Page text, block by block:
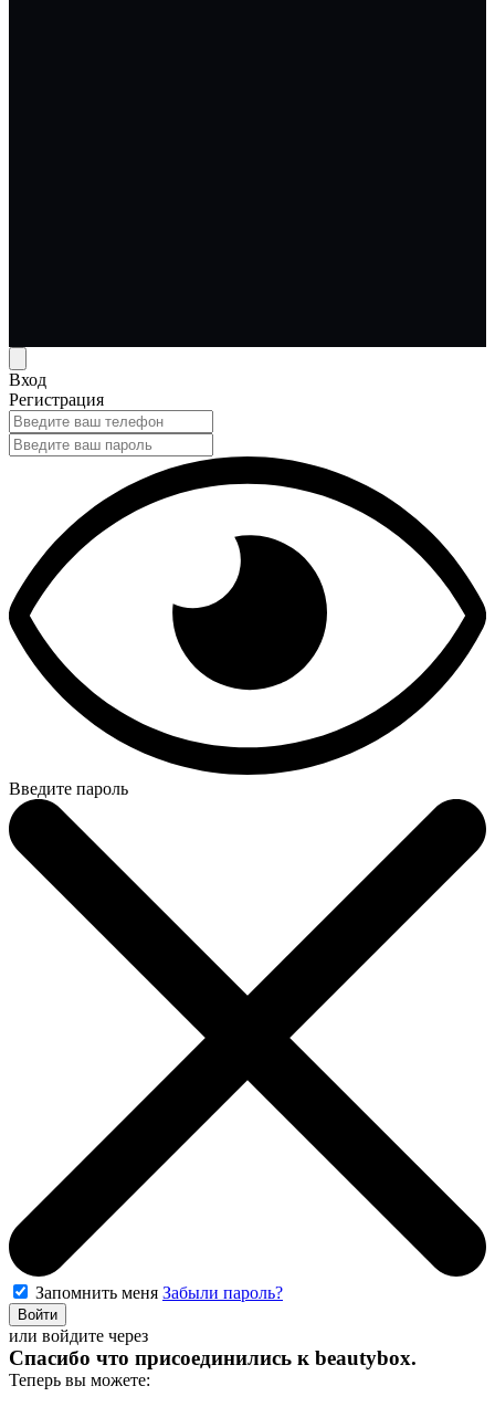
Вход
Регистрация
Введите пароль
Запомнить меня Забыли пароль?
Войти
или войдите через
Спасибо что присоединились к beautybox.
Теперь вы можете: